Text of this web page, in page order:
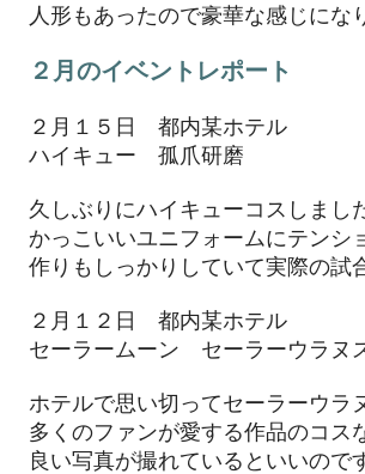
人形もあったので豪華な感じにな
２月のイベントレポート
２月１５日 都内某ホテル
ハイキュー 孤爪研磨
久しぶりにハイキューコスしまし
かっこいいユニフォームにテンシ
作りもしっかりしていて実際の試
２月１２日 都内某ホテル
セーラームーン セーラーウラヌ
ホテルで思い切ってセーラーウラ
多くのファンが愛する作品のコス
良い写真が撮れているといいので